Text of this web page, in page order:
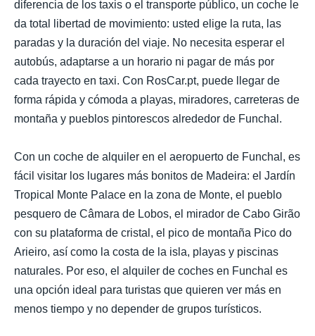
diferencia de los taxis o el transporte público, un coche le
da total libertad de movimiento: usted elige la ruta, las
paradas y la duración del viaje. No necesita esperar el
autobús, adaptarse a un horario ni pagar de más por
cada trayecto en taxi. Con RosCar.pt, puede llegar de
forma rápida y cómoda a playas, miradores, carreteras de
montaña y pueblos pintorescos alrededor de Funchal.
Con un coche de alquiler en el aeropuerto de Funchal, es
fácil visitar los lugares más bonitos de Madeira: el Jardín
Tropical Monte Palace en la zona de Monte, el pueblo
pesquero de Câmara de Lobos, el mirador de Cabo Girão
con su plataforma de cristal, el pico de montaña Pico do
Arieiro, así como la costa de la isla, playas y piscinas
naturales. Por eso, el alquiler de coches en Funchal es
una opción ideal para turistas que quieren ver más en
menos tiempo y no depender de grupos turísticos.